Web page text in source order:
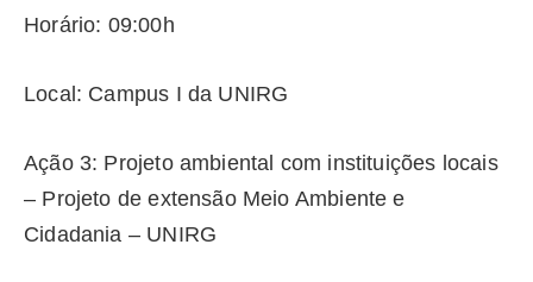
Horário: 09:00h
Local: Campus I da UNIRG
Ação 3: Projeto ambiental com instituições locais
– Projeto de extensão Meio Ambiente e
Cidadania – UNIRG